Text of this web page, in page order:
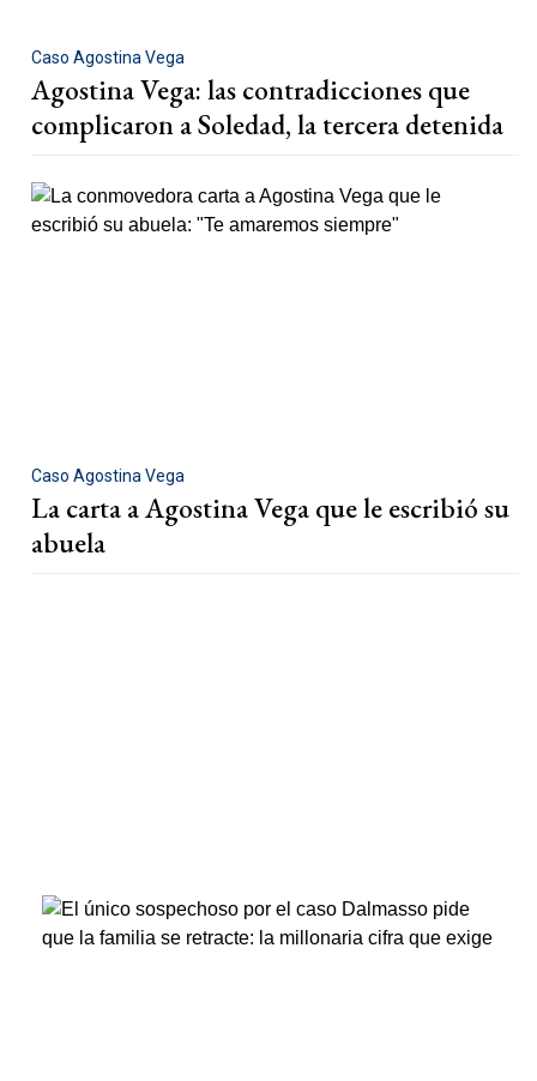
Caso Agostina Vega
Agostina Vega: las contradicciones que
complicaron a Soledad, la tercera detenida
Caso Agostina Vega
La carta a Agostina Vega que le escribió su
abuela